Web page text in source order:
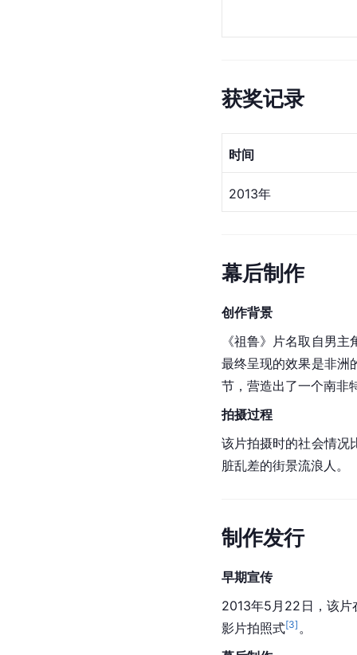
获奖记录
时间
2013年
幕后制作
创作背景
《祖鲁》片名取自男主
最终呈现的效果是非洲
节，营造出了一个南非
拍摄过程
该片拍摄时的社会情况
脏乱差的街景流浪人。
制作发行
早期宣传
2013年5月22日，该片
影片拍照式[3] 。